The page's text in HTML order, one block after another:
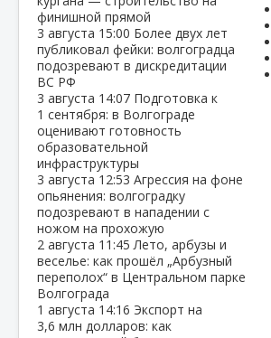
финишной прямой
3 августа 15:00 Более двух лет
публиковал фейки: волгоградца
подозревают в дискредитации
ВС РФ
3 августа 14:07 Подготовка к
1 сентября: в Волгограде
оценивают готовность
образовательной
инфраструктуры
3 августа 12:53 Агрессия на фоне
опьянения: волгоградку
подозревают в нападении с
ножом на прохожую
2 августа 11:45Лето, арбузы и
веселье: как прошёл „Арбузный
переполох“ в Центральном парке
Волгограда
1 августа 14:16 Экспорт на
3,6 млн долларов: как